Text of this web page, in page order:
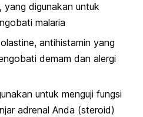
yang digunakan untuk
malaria
antihistamin yang
demam dan alergi
untuk menguji fungsi
adrenal Anda (steroid)